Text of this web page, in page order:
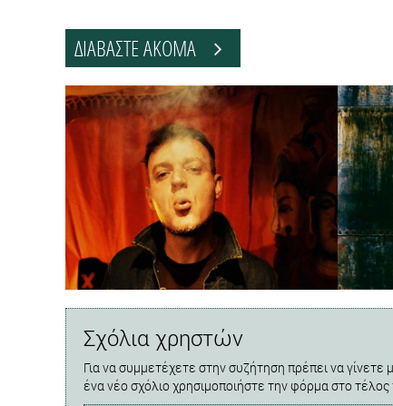
ΔΙΑΒΑΣΤΕ ΑΚΟΜΑ
Σχόλια χρηστών
Για να συμμετέχετε στην συζήτηση πρέπει να
ένα νέο σχόλιο χρησιμοποιήστε την φόρμα στο τέλος